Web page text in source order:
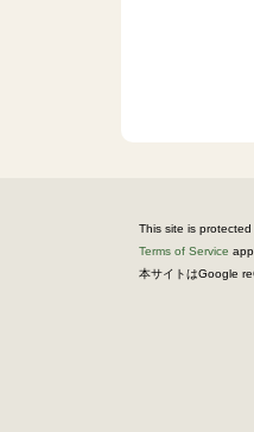
This site is
Terms of Service
本サイトはGoogle